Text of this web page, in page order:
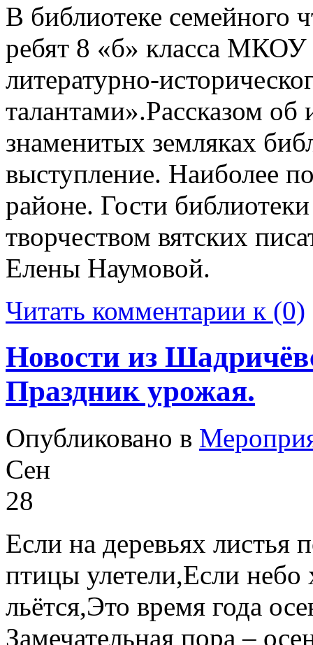
В библиотеке семейного
ребят 8 «б» класса
литературно-
талантами».Рассказом
знаменитых земляках
выступление. Наиболее
районе. Гости
творчеством вятских
Елены Наумовой.
Читать комментарии к (0)
Новости из
Праздник урожая.
Опубликовано в
Сен
28
Если на деревьях листья
птицы улетели,Если
льётся,Это время года
Замечательная пора –